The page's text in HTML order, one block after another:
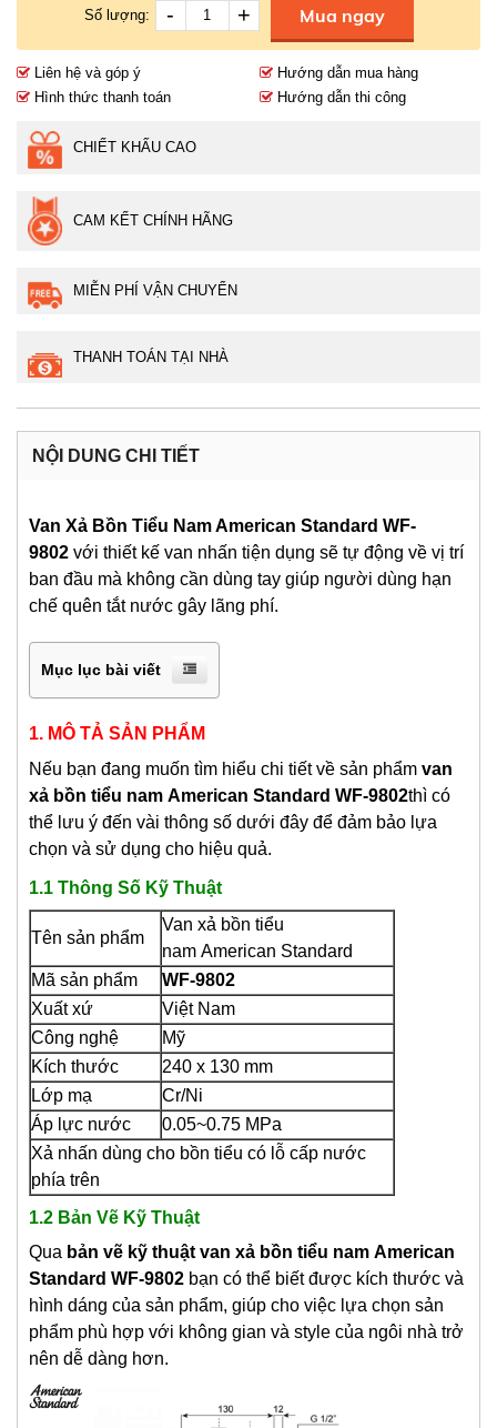
Số lượng: - + Mua ngay
Liên hệ và góp ý
Hướng dẫn mua hàng
Hình thức thanh toán
Hướng dẫn thi công
CHIẾT KHẤU CAO
CAM KẾT CHÍNH HÃNG
MIỄN PHÍ VẬN CHUYỂN
THANH TOÁN TẠI NHÀ
NỘI DUNG CHI TIẾT
Van Xả Bồn Tiểu Nam American Standard WF-
9802 với thiết kế van nhấn tiện dụng sẽ tự động về vị trí
ban đầu mà không cần dùng tay giúp người dùng hạn
chế quên tắt nước gây lãng phí.
Mục lục bài viết
1. MÔ TẢ SẢN PHẨM
Nếu bạn đang muốn tìm hiểu chi tiết về sản phẩm van
xả bồn tiểu nam American Standard WF-9802thì có
thể lưu ý đến vài thông số dưới đây để đảm bảo lựa
chọn và sử dụng cho hiệu quả.
1.1 Thông Số Kỹ Thuật
Tên sản phẩm
Van xả bồn tiểu
nam American Standard
Mã sản phẩm
WF-9802
Xuất xứ
Việt Nam
Công nghệ
Mỹ
Kích thước
240 x 130 mm
Lớp mạ
Cr/Ni
Áp lực nước
0.05~0.75 MPa
Xả nhấn dùng cho bồn tiểu có lỗ cấp nước
phía trên
1.2 Bản Vẽ Kỹ Thuật
Qua bản vẽ kỹ thuật van xả bồn tiểu nam American
Standard WF-9802 bạn có thể biết được kích thước và
hình dáng của sản phẩm, giúp cho việc lựa chọn sản
phẩm phù hợp với không gian và style của ngôi nhà trở
nên dễ dàng hơn.